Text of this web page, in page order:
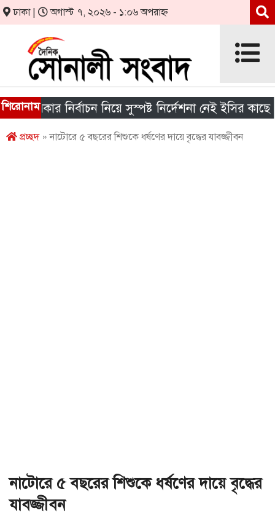
ঢাকা | অগাস্ট ৭, ২০২৬ - ১:০৬ অপরাহ্ন
শিরোনামনির্বাচন নিয়ে সুস্পষ্ট নির্দেশনা নেই ইসির কাছে
প্রচ্ছদ» নাটোরে ৫ বছরের শিশুকে ধর্ষণের দায়ে বৃদ্ধের যাবজ্জীবন
নাটোরে ৫ বছরের শিশুকে ধর্ষণের দায়ে বৃদ্ধের
যাবজ্জীবন